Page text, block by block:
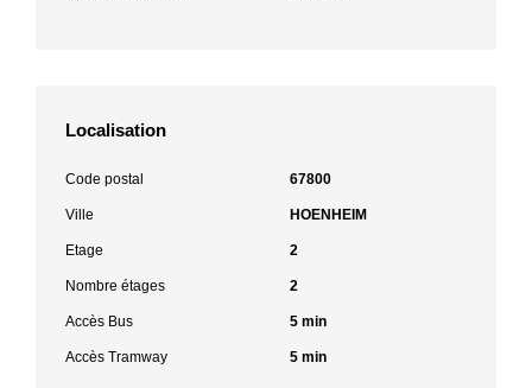
Localisation
Code postal 67800
Ville HOENHEIM
Etage 2
Nombre étages 2
Accès Bus 5 min
Accès Tramway 5 min